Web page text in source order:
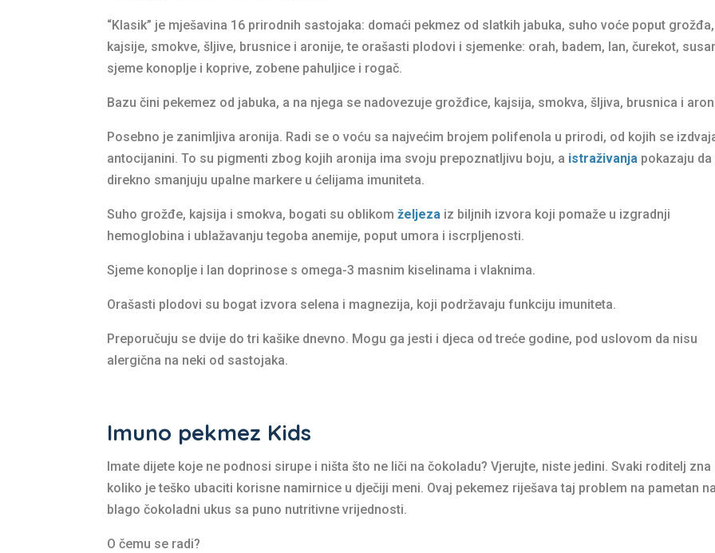
“Klasik” je mješavina 16 prirodnih sastojaka: domaći pekmez od slatkih jabuka, suho voće poput grožđa,
kajsije, smokve, šljive, brusnice i aronije, te orašasti plodovi i sjemenke: orah, badem, lan, čurekot,
sjeme konoplje i koprive, zobene pahuljice i rogač.
Bazu čini pekemez od jabuka, a na njega se nadovezuje grožđice, kajsija, smokva, šljiva, brusnica i
Posebno je zanimljiva aronija. Radi se o voću sa najvećim brojem polifenola u prirodi, od kojih se
antocijanini. To su pigmenti zbog kojih aronija ima svoju prepoznatljivu boju, a istraživanja pokazaju da
direkno smanjuju upalne markere u ćelijama imuniteta.
Suho grožđe, kajsija i smokva, bogati su oblikomželjeza iz biljnih izvora koji pomaže u izgradnji
hemoglobina i ublažavanju tegoba anemije, poput umora i iscrpljenosti.
Sjeme konoplje i lan doprinose s omega-3 masnim kiselinama i vlaknima.
Orašasti plodovi su bogat izvora selena i magnezija, koji podržavaju funkciju imuniteta.
Preporučuju se dvije do tri kašike dnevno. Mogu ga jesti i djeca od treće godine, pod uslovom da nisu
alergična na neki od sastojaka.
Imuno pekmez Kids
Imate dijete koje ne podnosi sirupe i ništa što ne liči na čokoladu? Vjerujte, niste jedini. Svaki roditelj zna
koliko je teško ubaciti korisne namirnice u dječiji meni. Ovaj pekemez riješava taj problem na pametan
blago čokoladni ukus sa puno nutritivne vrijednosti.
O čemu se radi?